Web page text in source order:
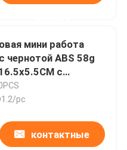
СИД
СИД
мини работа
чернотой ABS 58g
с
картиной
pc
контактные